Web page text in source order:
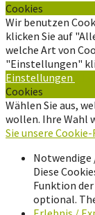
Cookies
Wir benutzen
klicken Sie auf
welche Art von
"Einstellungen"
Einstellungen
Cookies
Wählen Sie aus,
wollen. Ihre Wahl
Sie unsere
Notwendige
Diese
Funktion
optional.